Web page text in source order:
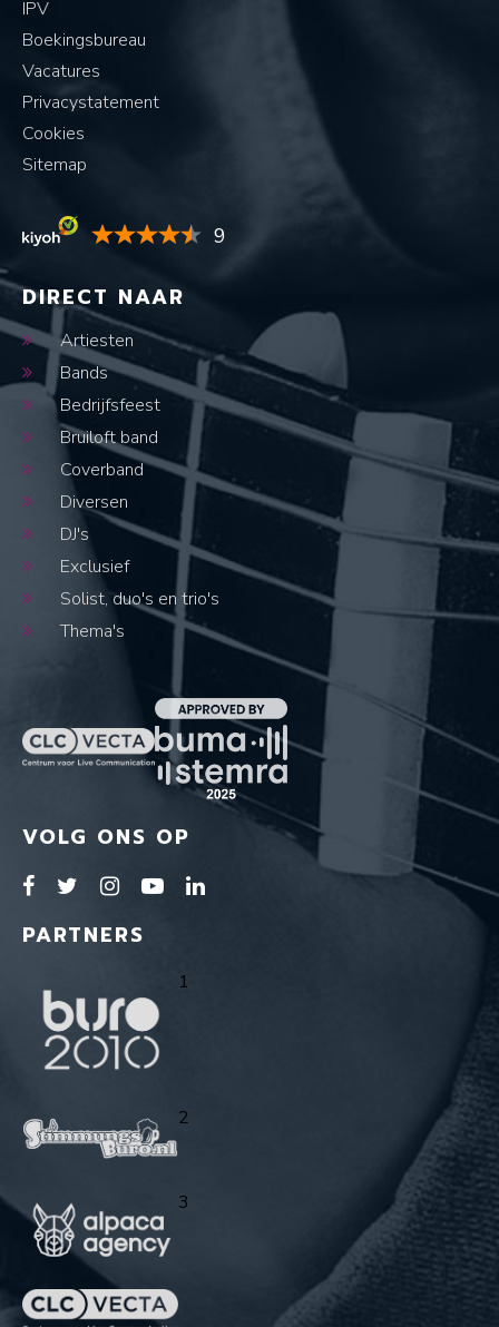
IPV
Boekingsbureau
Vacatures
Privacystatement
Cookies
Sitemap
9
DIRECT NAAR
Artiesten
Bands
Bedrijfsfeest
Bruiloft band
Coverband
Diversen
DJ's
Exclusief
Solist, duo's en trio's
Thema's
VOLG ONS OP
PARTNERS
1
2
3